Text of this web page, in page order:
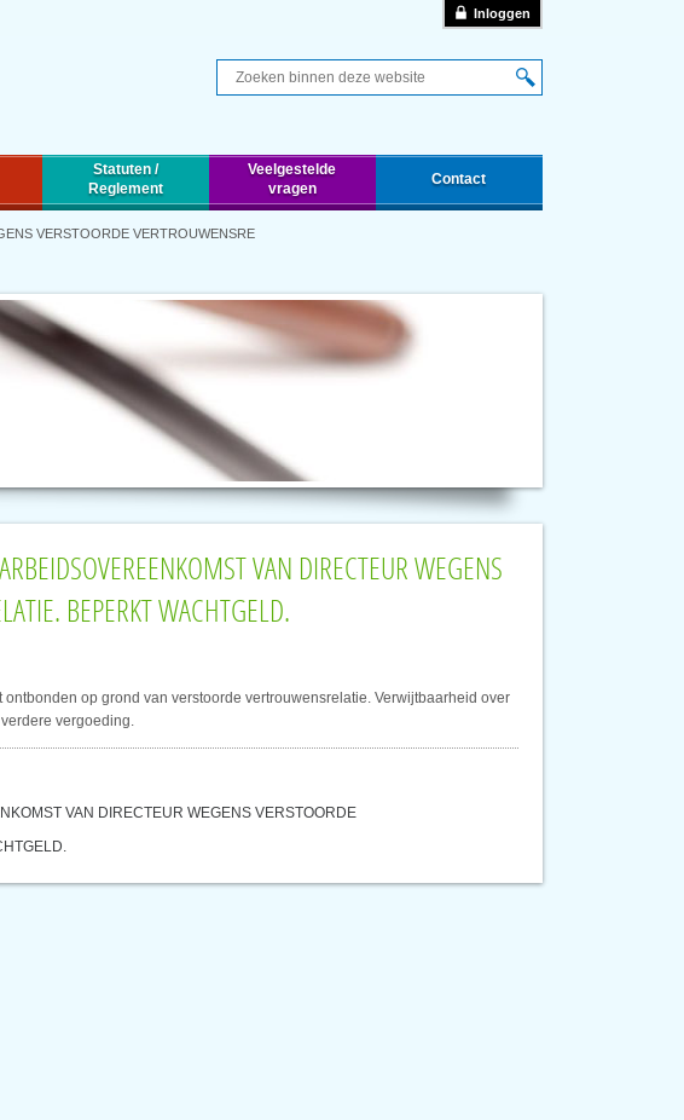
Inloggen
Q
Statuten /
Reglement
Veelgestelde
vragen
Contact
VERSTOORDE VERTROUWENSRE
VAN DIRECTEUR WEGENS
BEPERKT WACHTGELD.
op grond van verstoorde vertrouwensrelatie. Verwijtbaarheid over
vergoeding.
VAN DIRECTEUR WEGENS VERSTOORDE